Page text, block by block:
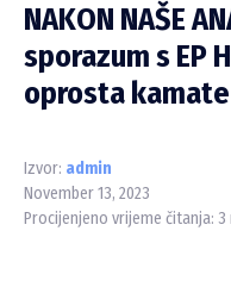
NAKON NAŠE
sporazum s EP
oprosta
Izvor: admin
November 13, 2023
Procijenjeno vrijeme čitanja: 3